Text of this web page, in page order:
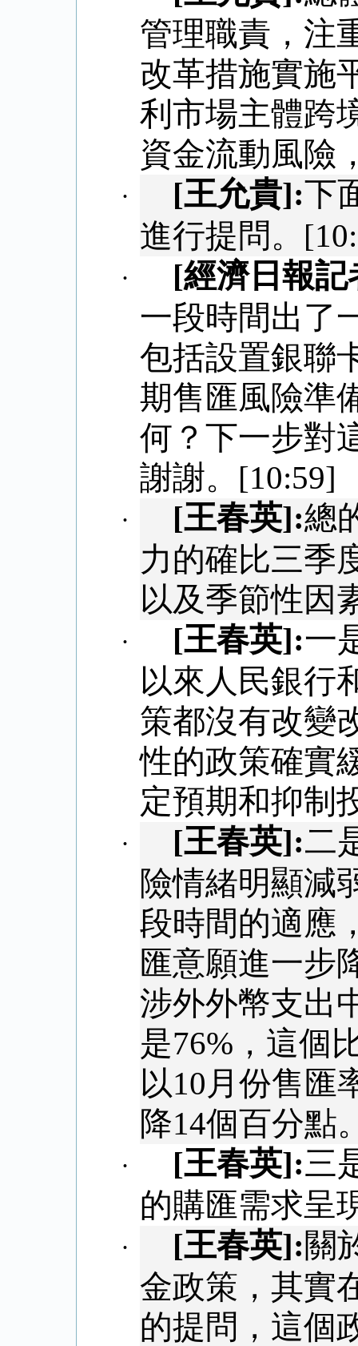
管理職責，注
改革措施實施
利市場主體跨
資金流動風險
· [王允貴]:下
進行提問。
· [經濟日報記
一段時間出了
包括設置銀聯
期售匯風險準
何？下一步對
謝謝。 [10:59]
· [王春英]:總
力的確比三季
以及季節性因
· [王春英]:一
以來人民銀行
策都沒有改變
性的政策確實
定預期和抑制
· [王春英]:二
險情緒明顯減
段時間的適應
匯意願進一步
涉外外幣支出
是76% ，這個
以10月份售匯
降14個百分點
· [王春英]:三
的購匯需求呈
· [王春英]:關
金政策，其實
的提問，這個